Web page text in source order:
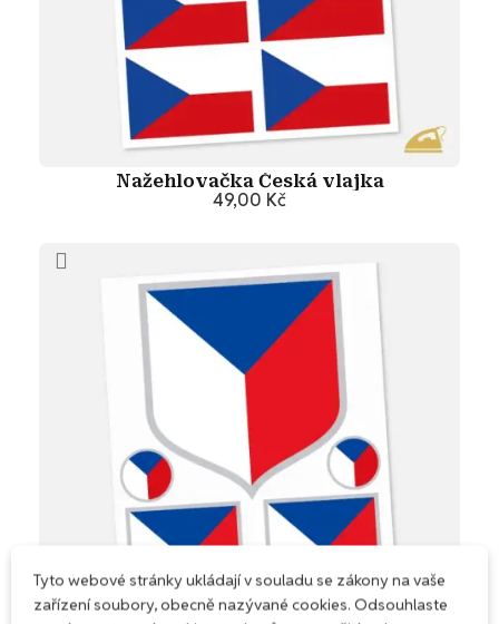
Nažehlovačka Česká vlajka
49,00 Kč
Přidat do košíku
Tyto webové stránky ukládají v souladu se zákony na vaše
zařízení soubory, obecně nazývané cookies. Odsouhlaste